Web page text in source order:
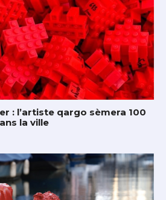
: l’artiste qargo sèmera 100
la ville